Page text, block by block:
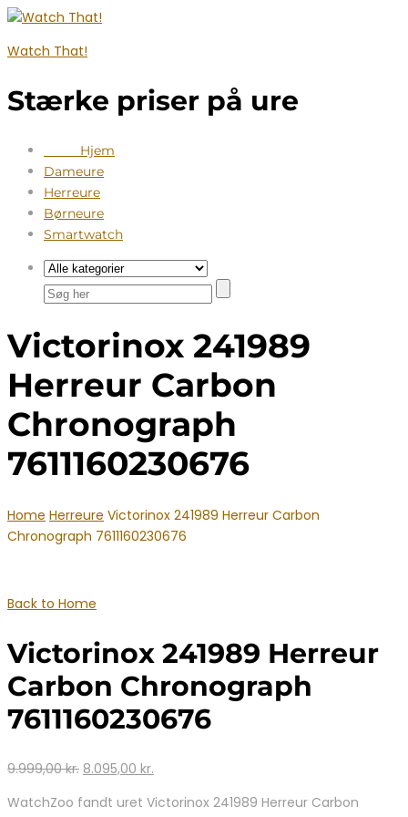
Watch That!
Stærke priser på ure
Hjem
Dameure
Herreure
Børneure
Smartwatch
Victorinox 241989
Herreur Carbon
Chronograph
7611160230676
Home Herreure Victorinox 241989 Herreur Carbon
Chronograph 7611160230676
Back to Home
Victorinox 241989 Herreur
Carbon Chronograph
7611160230676
9.999,00kr. Den
pris
8.095,00 kr.
pris
WatchZoo fandt uret Victorinox 241989 Herreur Carbon